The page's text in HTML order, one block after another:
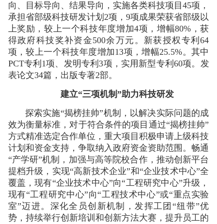
向、目标导向、结果导向，实施各类科技项目45项，
承担省部级科技研发计划2项，9项成果荣获省部级以
上奖励，较上一个科技年度增加4项，增幅80%，获
得政府科技奖补资金500余万元。 新获授权 专利64
项，较上一个科技年度增加13项，增幅25.5%。其中
PCT专利 1项、 发明专利3项，实用新型专利60项。 发
表论文34篇，出版专著2部。
建立“三项机制”助力科技研发
探索实施“揭榜挂帅”机制， 以解决实际问题的成
效为衡量标准，对于符合条件的项目通过“揭榜挂帅”
方式精准选定合作单位，重大项目积极申请上级科技
计划和资金支持，争取纳入政府资金资助范围。畅通
“产学研”机制，加强与高等院校合作，推动创新平台
提档升级，实现“高新技术企业”和“企业技术中心”全
覆盖，现有“企业技术中心”向“工程研究中心”升级，
现有“工程研究中心”向“工程技术中心”或“重点实验
室”迈进。深化全员创新机制，发挥工团“纽带”优
势，持续举行创新培训和创新方法大赛，提升员工的